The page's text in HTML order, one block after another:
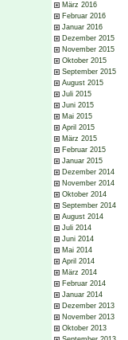
März 2016
Februar 2016
Januar 2016
Dezember 2015
November 2015
Oktober 2015
September 2015
August 2015
Juli 2015
Juni 2015
Mai 2015
April 2015
März 2015
Februar 2015
Januar 2015
Dezember 2014
November 2014
Oktober 2014
September 2014
August 2014
Juli 2014
Juni 2014
Mai 2014
April 2014
März 2014
Februar 2014
Januar 2014
Dezember 2013
November 2013
Oktober 2013